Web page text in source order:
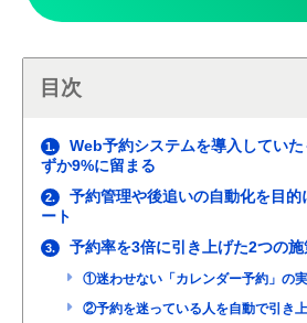
目次
1.
Web予約システムを導入してい
ずか9%に留まる
2.
予約管理や後追いの自動化を目的
ート
3. 予約率を3倍に引き上げた2つの施
①迷わせない「カレンダー予約」の
②予約を迷っている人を自動で引き上